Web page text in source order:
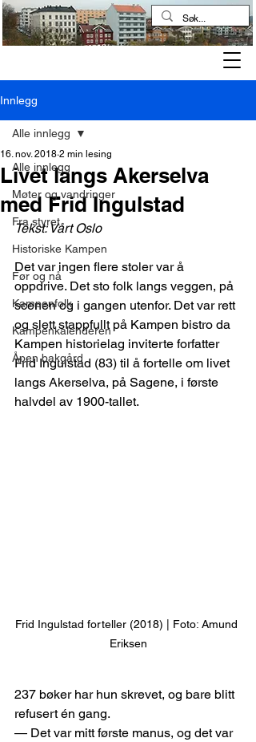
Innlegg
Alle innlegg
Møter og vandringer
Fra styret
Historiske Kampen
Før og nå
Kampenfolk
Kampenkalenderen
Åpen bakgård
Alle innlegg
Livet langs Akerselva
med Frid Ingulstad
16. nov. 2018 2 min lesing
Tekst: Vårt Oslo
Det var ingen flere stoler var å
oppdrive. Det sto folk langs veggen, på
scenen og i gangen utenfor. Det var rett
og slett stappfullt på Kampen bistro da
Kampen historielag inviterte forfatter
Frid Ingulstad (83) til å fortelle om livet
langs Akerselva, på Sagene, i første
halvdel av 1900-tallet.
Frid Ingulstad forteller (2018) | Foto: Amund
Eriksen
237 bøker har hun skrevet, og bare blitt
refusert én gang.
— Det var mitt første manus, og det var